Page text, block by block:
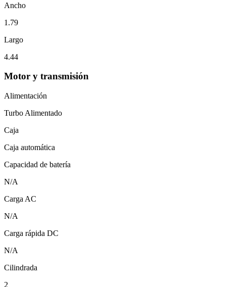
Ancho
1.79
Largo
4.44
Motor y transmisión
Alimentación
Turbo Alimentado
Caja
Caja automática
Capacidad de batería
N/A
Carga AC
N/A
Carga rápida DC
N/A
Cilindrada
2